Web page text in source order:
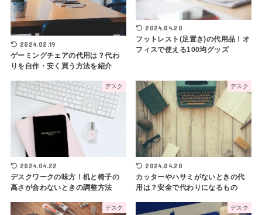
2024.02.19
ゲーミングチェアの代用は？代わ
りを自作・安く買う方法を紹介
2024.04.20
フットレスト(足置き)の代用品！オ
フィスで使える100均グッズ
デスク
2024.04.22
デスクワークの味方！机と椅子の
高さが合わないときの調整方法
デスク
2024.04.20
カッターやハサミがないときの代
用は？安全で代わりになるもの
デスク デスク